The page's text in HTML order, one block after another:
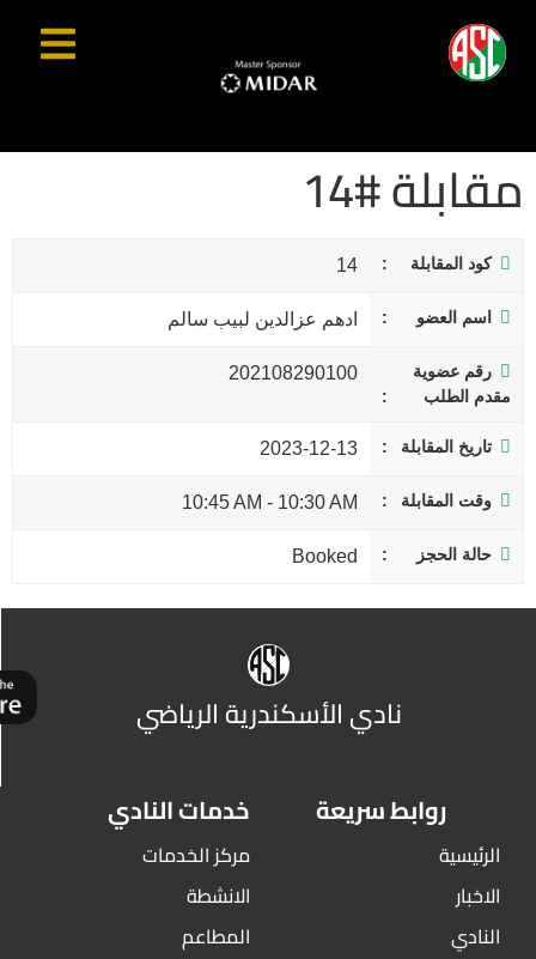
مقابلة #14
كود المقابلة 14
اسم العضو ادهم عزالدين لبيب سالم
رقم عضوية
مقدم الطلب
202108290100
تاريخ المقابلة 2023-12-13
وقت المقابلة 10:30 AM
-
10:45 AM
حالة الحجز Booked
نادي الأسكندرية الرياضي
روابط سريعة
الرئيسية
الاخبار
النادي
خدمات النادي
مركز الخدمات
الانشطة
المطاعم